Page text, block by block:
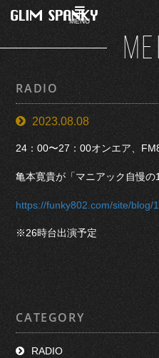
MENU
RADIO
2023.08.08
24：00〜27：00オンエア、
亀本寛貴が「マニアック自慢の
https://funky802.com/site/blog/
※26時台出演予定
CATEGORY
RADIO